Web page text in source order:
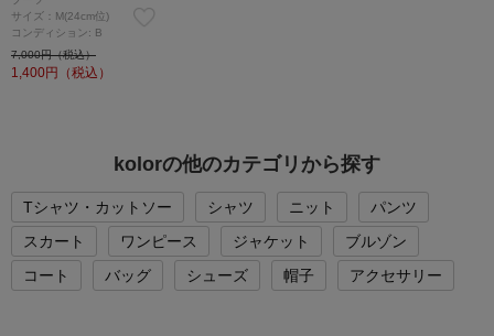
サイズ：M(24cm位)
コンディション: B
7,000円（税込）
1,400円（税込）
kolorの他のカテゴリから探す
Tシャツ・カットソー シャツ ニット
パンツ
スカート
ワンピース ジャケット
ブルゾン
コート
バッグ シューズ 帽子 アクセサリー